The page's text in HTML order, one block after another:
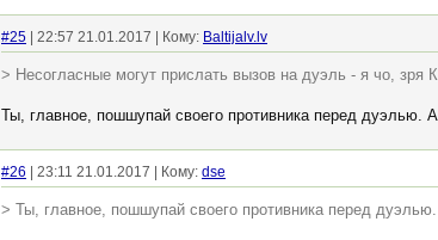
#25 | 22:57 21.01.2017 | Кому: Baltijalv.lv
> Несогласные могут прислать вызов на дуэль - я чо, зря
Ты, главное, пошшупай своего противника перед дуэлью.
#26 | 23:11 21.01.2017 | Кому: dse
> Ты, главное, пошшупай своего противника перед дуэлью.